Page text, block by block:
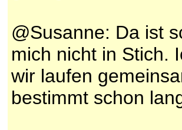
@Susanne: Da ist
mich nicht in Stich.
wir laufen
bestimmt schon